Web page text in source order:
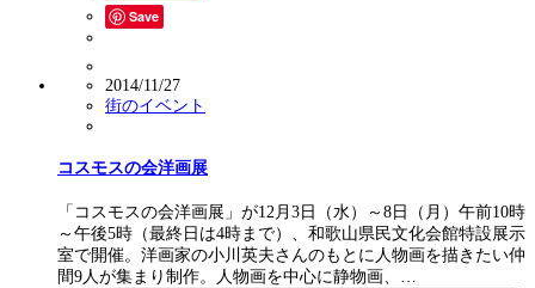
Save
2014/11/27
街のイベント
コスモスの会洋画展
「コスモスの会洋画展」が12月3日（水）～8日（月）午前10時
～午後5時（最終日は4時まで）、和歌山県民文化会館特設展示
室で開催。洋画家の小川英夫さんのもとに人物画を描きたい仲
間9人が集まり制作。人物画を中心に静物画、…